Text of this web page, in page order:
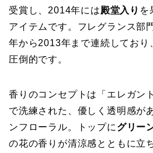
受賞し、2014年には殿堂入り を
アイテムです。フレグランス部
年から2013年まで連続しており
圧倒的です。
香りのコンセプトは「エレガン
で洗練された、優しく透明感が
ンフローラル。トップに グリー
の花の香りが清涼感とともに立